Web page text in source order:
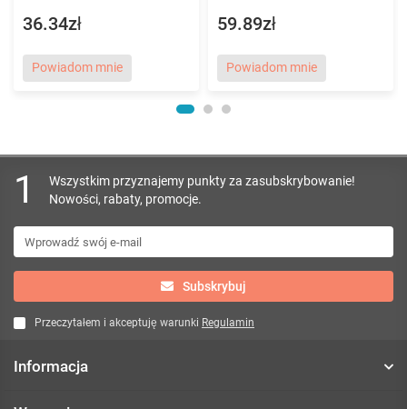
36.34zł
Powiadom mnie
59.89zł
Powiadom mnie
1
Wszystkim przyznajemy punkty za zasubskrybowanie!
Nowości, rabaty, promocje.
Subskrybuj
Przeczytałem i akceptuję warunki Regulamin
Informacja